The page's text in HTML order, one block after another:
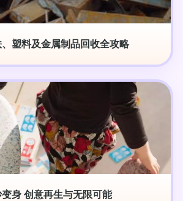
塑料及金属制品回收全攻略
身 创意再生与无限可能